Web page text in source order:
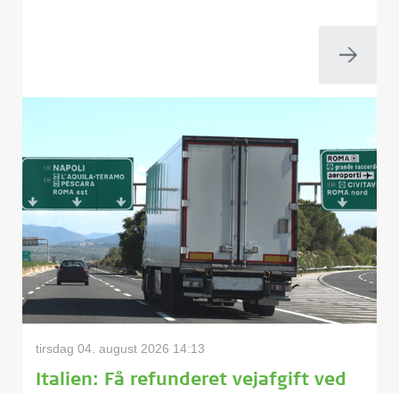
tirsdag 04. august 2026 14:13
Italien: Få refunderet vejafgift ved